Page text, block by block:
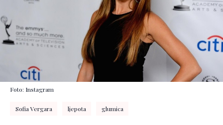
Foto: Instagram
Sofia Vergara ljepota glumica